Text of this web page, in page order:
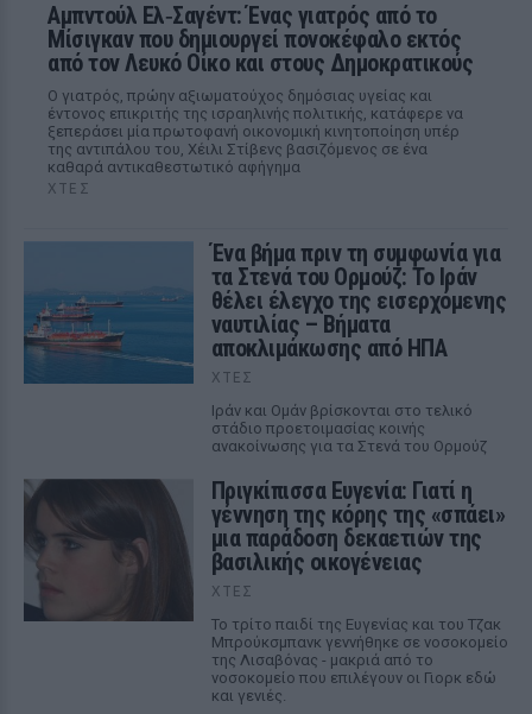
Αμπντούλ Ελ‑Σαγέντ: Ένας γιατρός από το
Μίσιγκαν που δημιουργεί πονοκέφαλο εκτός
από τον Λευκό Οίκο και στους Δημοκρατικούς
Ο γιατρός, πρώην αξιωματούχος δημόσιας υγείας και
έντονος επικριτής της ισραηλινής πολιτικής, κατάφερε να
ξεπεράσει μία πρωτοφανή οικονομική κινητοποίηση υπέρ
της αντιπάλου του, Χέιλι Στίβενς βασιζόμενος σε ένα
καθαρά αντικαθεστωτικό αφήγημα
ΧΤΕΣ
Ένα βήμα πριν τη συμφωνία για
τα Στενά του Ορμούζ: Το Ιράν
θέλει έλεγχο της εισερχόμενης
ναυτιλίας – Βήματα
αποκλιμάκωσης από ΗΠΑ
ΧΤΕΣ
Ιράν και Ομάν βρίσκονται στο τελικό
στάδιο προετοιμασίας κοινής
ανακοίνωσης για τα Στενά του Ορμούζ
Πριγκίπισσα Ευγενία: Γιατί η
γέννηση της κόρης της «σπάει»
μια παράδοση δεκαετιών της
βασιλικής οικογένειας
ΧΤΕΣ
Το τρίτο παιδί της Ευγενίας και του Τζακ
Μπρούκσμπανκ γεννήθηκε σε νοσοκομείο
της Λισαβόνας - μακριά από το
νοσοκομείο που επιλέγουν οι Γιορκ εδώ
και γενιές.